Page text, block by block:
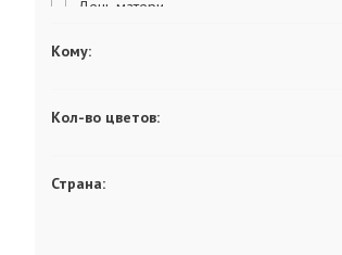
День матери
День Победы
День влюбленных
Поздравляю
Кому:
Кол-во цветов:
Страна: